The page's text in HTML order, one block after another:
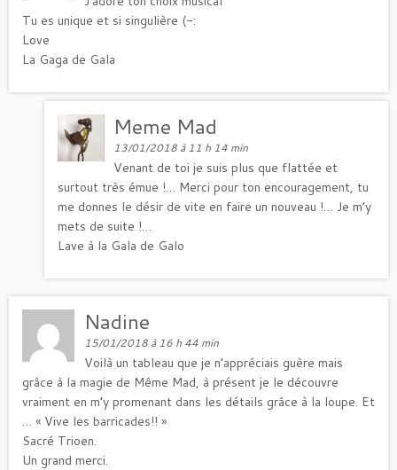
Tu es unique et si singulière (-:
Love
La Gaga de Gala
Meme Mad
13/01/2018 à 11 h 14 min
Venant de toi je suis plus que flattée et
surtout très émue !… Merci pour ton encouragement, tu
me donnes le désir de vite en faire un nouveau !… Je m’y
mets de suite !…
Lave à la Gala de Galo
Nadine
15/01/2018 à 16 h 44 min
Voilà un tableau que je n’appréciais guère mais
grâce à la magie de Même Mad, à présent je le découvre
vraiment en m’y promenant dans les détails grâce à la loupe. Et
… « Vive les barricades!! »
Sacré Trioen.
Un grand merci.